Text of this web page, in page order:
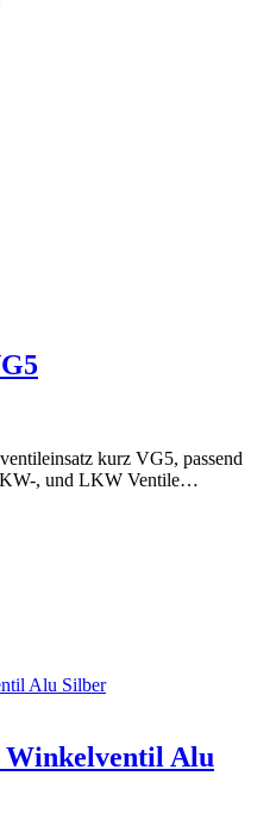
kurz VG5, passend
, und LKW Ventile…
Winkelventil Alu